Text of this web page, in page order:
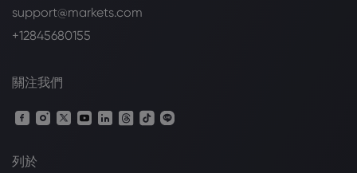
support@markets.com
+12845680155
關注我們
列於